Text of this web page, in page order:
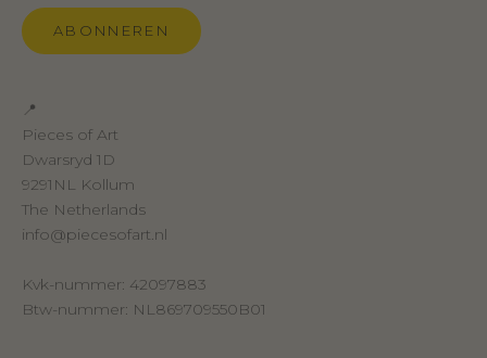
ABONNEREN
📍
Pieces of Art
Dwarsryd 1D
9291NL Kollum
The Netherlands
info@piecesofart.nl
Kvk-nummer: 42097883
Btw-nummer: NL869709550B01